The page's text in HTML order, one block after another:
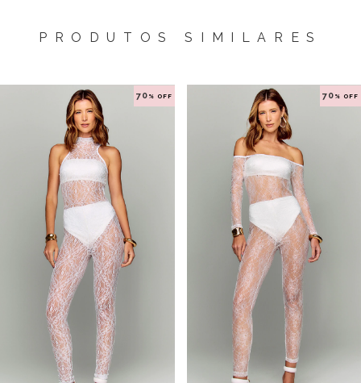
PRODUTOS SIMILARES
70 % OFF 70 % OFF